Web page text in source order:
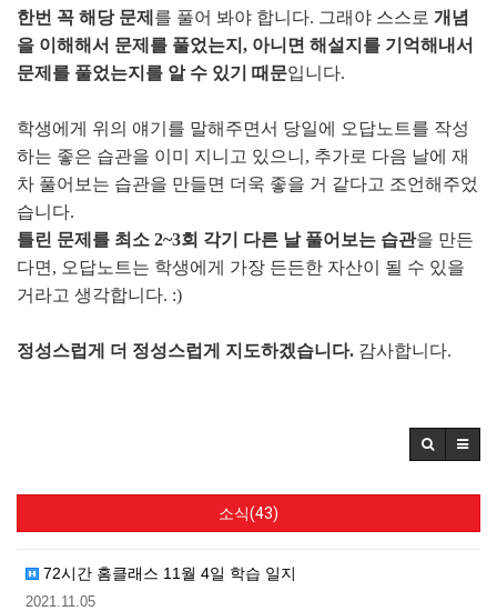
한번 꼭 해당 문제 를 풀어 봐야 합니다. 그래야 스스로 개념
을 이해해서 문제를 풀었는지, 아니면 해설지를 기억해내서
문제를 풀었는지를 알 수 있기 때문입니다.
학생에게 위의 얘기를 말해주면서 당일에 오답노트를 작성
하는 좋은 습관을 이미 지니고 있으니, 추가로 다음 날에 재
차 풀어보는 습관을 만들면 더욱 좋을 거 같다고 조언해주었
습니다.
틀린 문제를 최소 2~3회 각기 다른 날 풀어보는 습관을 만든
다면, 오답노트는 학생에게 가장 든든한 자산이 될 수 있을
거라고 생각합니다. :)
정성스럽게 더 정성스럽게 지도하겠습니다. 감사합니다.
소식(43)
72시간 홈클래스 11월 4일 학습 일지
2021.11.05